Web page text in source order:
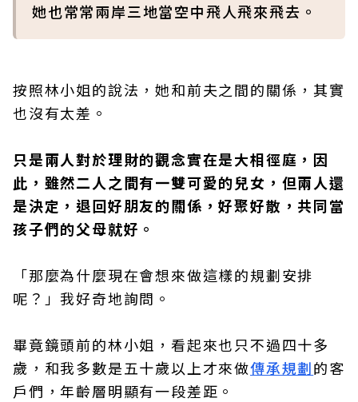
她也常常兩岸三地當空中飛人飛來飛去。
按照林小姐的說法，她和前夫之間的關係，其實
也沒有太差。
只是兩人對於理財的觀念實在是大相徑庭，因
此，雖然二人之間有一雙可愛的兒女，但兩人還
是決定，退回好朋友的關係，好聚好散，共同當
孩子們的父母就好。
「那麼為什麼現在會想來做這樣的規劃安排
呢？」我好奇地詢問。
畢竟鏡頭前的林小姐，看起來也只不過四十多
歲，和我多數是五十歲以上才來做傳承規劃的客
戶們，年齡層明顯有一段差距。